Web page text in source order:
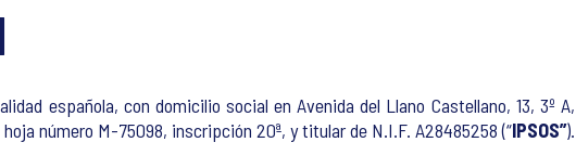
española, con domicilio social en Avenida del Llano Castellano, 13,
número M-75098, inscripción 20ª, y titular de N.I.F. A28485258 (“IPSOS”).